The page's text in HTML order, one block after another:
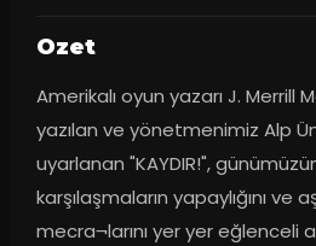
Ozet
Amerikalı oyun yazarı J. Merrill
yazılan ve yönetmenimiz Alp
uyarlanan "KAYDIR!", günümüzün
karşılaşmaların yapaylığını ve
mecra¬larını yer yer eğlenceli